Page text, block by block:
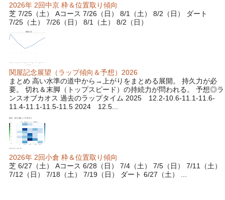
2026年 2回中京 枠＆位置取り傾向
芝 7/25（土） Aコース 7/26（日） 8/1（土） 8/2（日） ダート
7/25（土） 7/26（日） 8/1（土） 8/2（日）
関屋記念展望（ラップ傾向＆予想）2026
まとめ 高い水準の道中から→上がりをまとめる展開。 持久力が必
要。 切れ＆末脚（トップスピード）の持続力が問われる。 予想◎ラ
ンスオブカオス 過去のラップタイム 2025 12.2-10.6-11.1-11.6-
11.4-11.1-11.5-11.5 2024 12.5...
2026年 2回小倉 枠＆位置取り傾向
芝 6/27（土） Aコース 6/28（日） 7/4（土） 7/5（日） 7/11（土）
7/12（日） 7/18（土） 7/19（日） ダート 6/27（土） ...